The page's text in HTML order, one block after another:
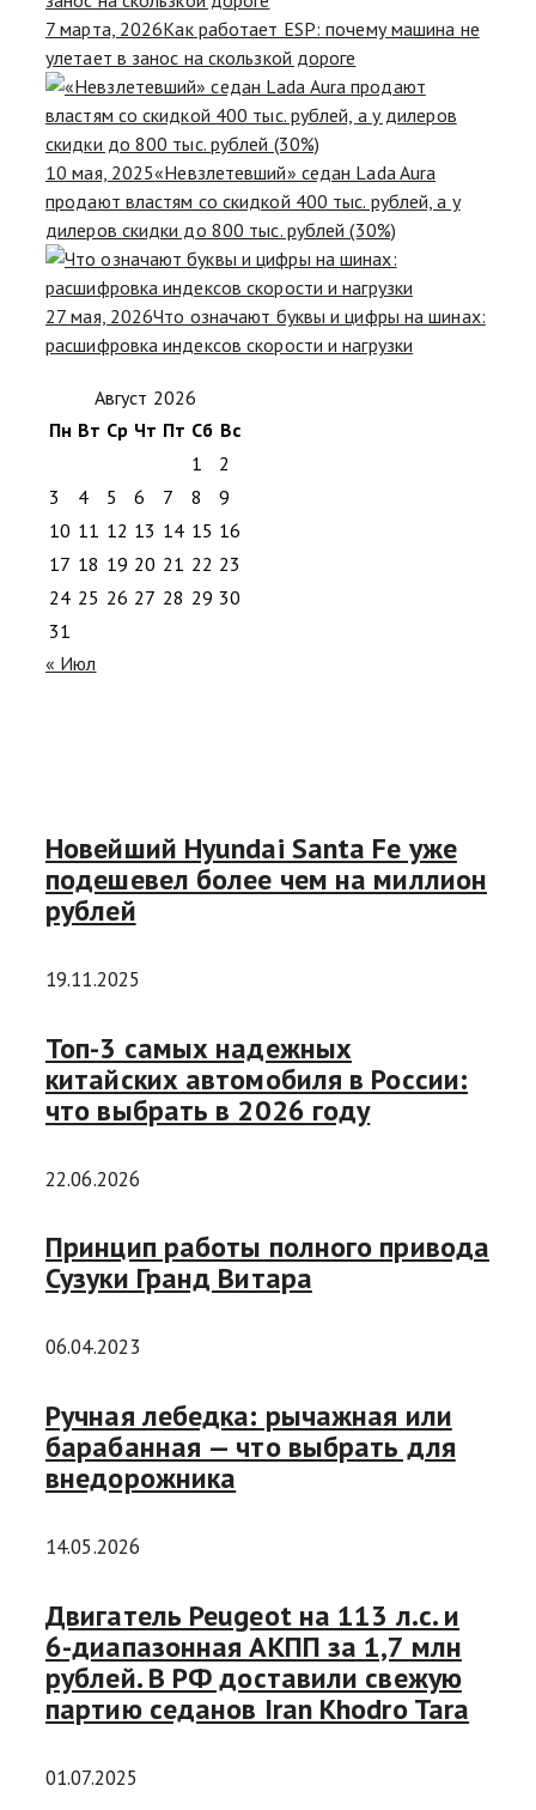
7 марта, 2026Как работает ESP: почему машина не
улетает в занос на скользкой дороге
10 мая, 2025«Невзлетевший» седан Lada Aura
продают властям со скидкой 400 тыс. рублей, а у
дилеров скидки до 800 тыс. рублей (30%)
27 мая, 2026Что означают буквы и цифры на шинах:
расшифровка индексов скорости и нагрузки
Август 2026
Пн Вт Ср Чт Пт Сб Вс
1
2
3
4 5 6 7 8
9
10 11 12 13 14 15 16
17 18 19 20 21 22 23
24 25 26 27 28 29 30
31
« Июл
Новейший Hyundai Santa Fe уже
подешевел более чем на миллион
рублей
19.11.2025
Топ-3 самых надежных
китайских автомобиля в России:
что выбрать в 2026 году
22.06.2026
Принцип работы полного привода
Сузуки Гранд Витара
06.04.2023
Ручная лебедка: рычажная или
барабанная — что выбрать для
внедорожника
14.05.2026
Двигатель Peugeot на 113 л.с. и
6-диапазонная АКПП за 1,7 млн
рублей. В РФ доставили свежую
партию седанов Iran Khodro Tara
01.07.2025